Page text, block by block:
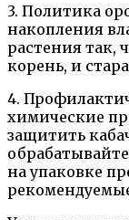
3. Политика
накопления
растения так,
корень, и
4.
химические
защитить
на упаковке